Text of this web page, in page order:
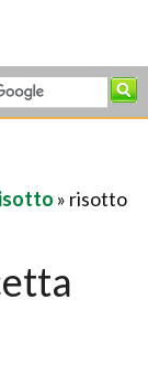
» risotto